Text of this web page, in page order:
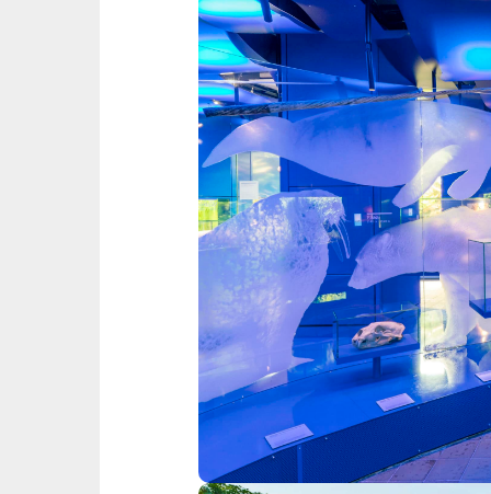
Museen &